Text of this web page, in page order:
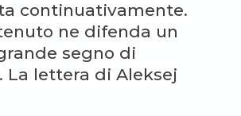
continuativamente.
ne difenda un
segno di
La lettera di Aleksej